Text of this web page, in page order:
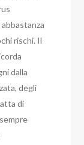
rischi. Il
dalla
degli
di